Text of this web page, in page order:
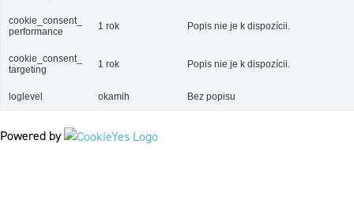
cookie_consent_
performance
1 rok Popis nie je k dispozícii.
cookie_consent_
targeting
1 rok Popis nie je k dispozícii.
loglevel okamih Bez popisu
Powered by